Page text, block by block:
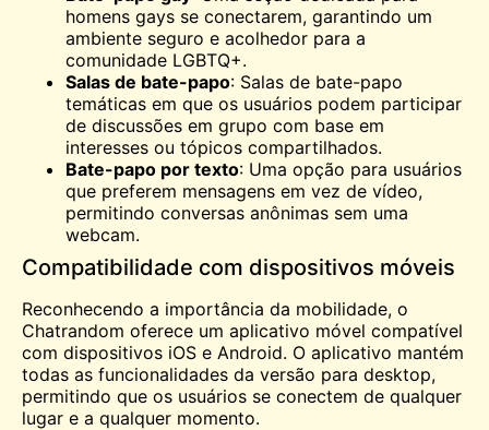
homens gays se conectarem, garantindo um
ambiente seguro e acolhedor para a
comunidade LGBTQ+.
Salas de bate-papo: Salas de bate-papo
temáticas em que os usuários podem participar
de discussões em grupo com base em
interesses ou tópicos compartilhados.
Bate-papo por texto: Uma opção para usuários
que preferem mensagens em vez de vídeo,
permitindo conversas anônimas sem uma
webcam.
Compatibilidade com dispositivos móveis
Reconhecendo a importância da mobilidade, o
Chatrandom oferece um aplicativo móvel compatível
com dispositivos iOS e Android. O aplicativo mantém
todas as funcionalidades da versão para desktop,
permitindo que os usuários se conectem de qualquer
lugar e a qualquer momento.